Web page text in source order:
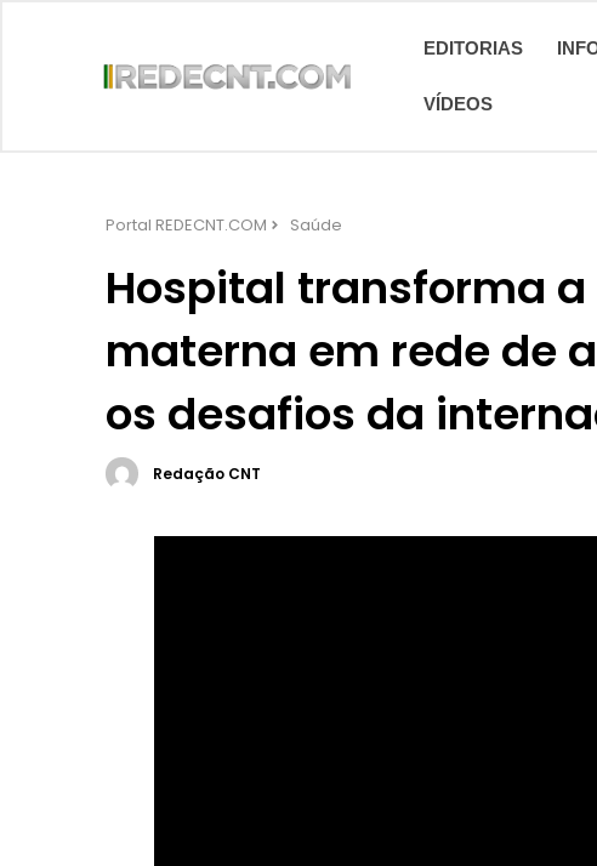
EDITORIAS
VÍDEOS
Portal REDECNT.COM Saúde
Hospital transforma
materna em rede de
os desafios da
Redação CNT